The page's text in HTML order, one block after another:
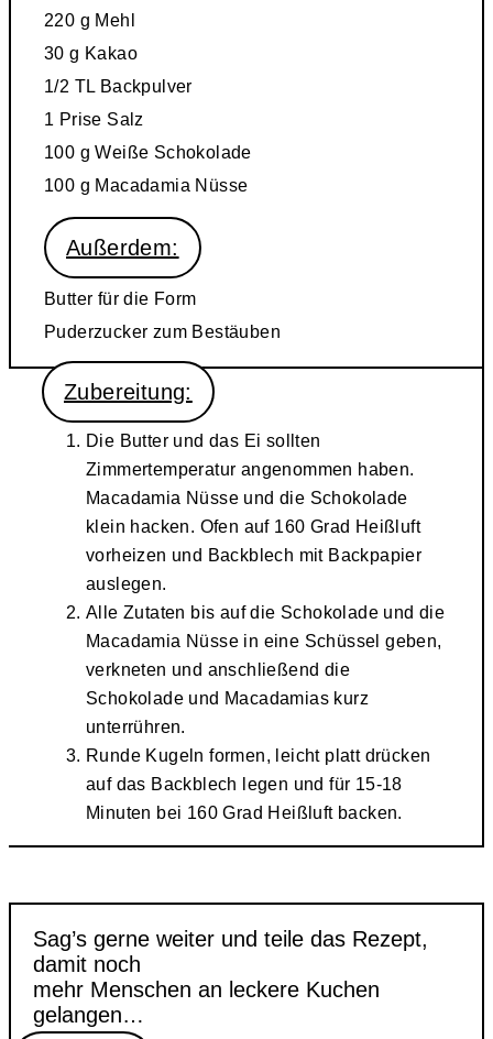
220 g Mehl
30 g Kakao
1/2 TL Backpulver
1 Prise Salz
100 g Weiße Schokolade
100 g Macadamia Nüsse
Außerdem:
Butter für die Form
Puderzucker zum Bestäuben
Zubereitung:
Die Butter und das Ei sollten
Zimmertemperatur angenommen haben.
Macadamia Nüsse und die Schokolade
klein hacken. Ofen auf 160 Grad Heißluft
vorheizen und Backblech mit Backpapier
auslegen.
Alle Zutaten bis auf die Schokolade und die
Macadamia Nüsse in eine Schüssel geben,
verkneten und anschließend die
Schokolade und Macadamias kurz
unterrühren.
Runde Kugeln formen, leicht platt drücken
auf das Backblech legen und für 15-18
Minuten bei 160 Grad Heißluft backen.
Sag’s gerne weiter und teile das Rezept,
damit noch
mehr Menschen an leckere Kuchen
gelangen…